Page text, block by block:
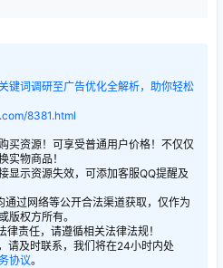
键词调研至广告优化全解析，助你轻松
8381.html
买资源！可享受普通用户价格！不仅仅
实物商品！
显示资源失效，可添加客服QQ提醒及
过网络等公开合法渠道获取，仅作为
版权方所有。
责任，请遵循相关法律法规！
请及时联系，我们将在24小时内处
协议。